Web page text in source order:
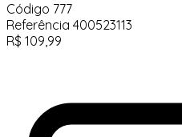
Código 777
Referência 400523113
R$ 109,99